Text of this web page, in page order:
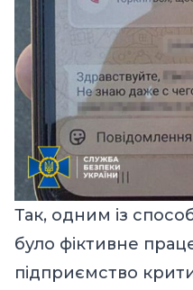
Так, одним із
було фіктивне
підприємство